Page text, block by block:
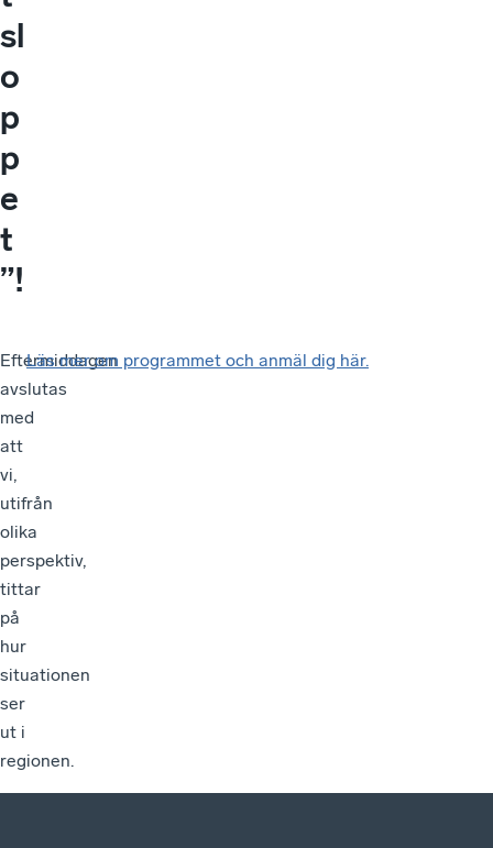
sl
o
p
p
e
t
”!
Eftermiddagen
avslutas
med
att
vi,
utifrån
olika
perspektiv,
tittar
på
hur
situationen
ser
ut i
regionen.
Läs mer om programmet och anmäl dig här.